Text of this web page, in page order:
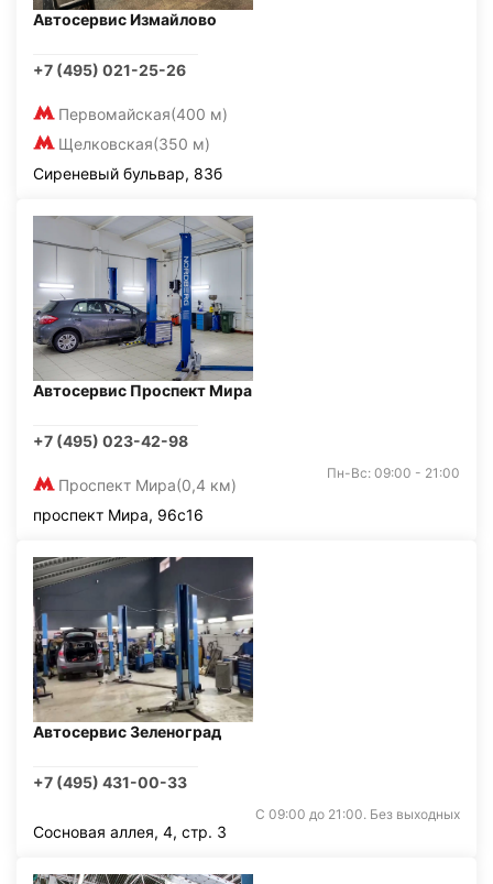
Автосервис Измайлово
+7 (495) 021-25-26
Первомайская(400 м)
Щелковская(350 м)
Сиреневый бульвар, 83б
Автосервис Проспект Мира
+7 (495) 023-42-98
Проспект Мира(0,4 км)
Пн-Вс: 09:00 - 21:00
проспект Мира, 96с16
Автосервис Зеленоград
+7 (495) 431-00-33
С 09:00 до 21:00. Без выходных
Сосновая аллея, 4, стр. 3